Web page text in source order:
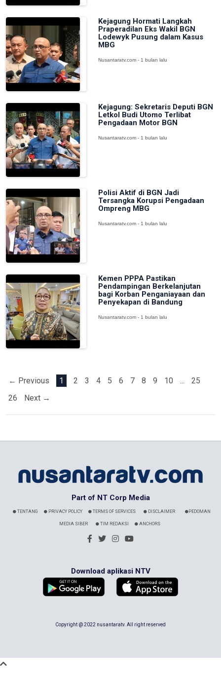
Kejagung Hormati Langkah
Praperadilan Eks Wakil BGN
Lodewyk Pusung dalam Kasus
MBG
Nusantaratv.com - 1 bulan lalu
Kejagung: Sekretaris Deputi BGN
Letkol Budi Utomo Terlibat
Pengadaan Motor BGN
Nusantaratv.com - 1 bulan lalu
Polisi Aktif di BGN Jadi
Tersangka Korupsi Pengadaan
Ompreng MBG
Nusantaratv.com - 1 bulan lalu
Kemen PPPA Pastikan
Pendampingan Berkelanjutan
bagi Korban Penganiayaan dan
Penyekapan di Bandung
Nusantaratv.com - 1 bulan lalu
← Previous 1 2 3 4 5 6 7 8 9 10 ...
25
26
Next →
Part of NT Corp Media
TENTANG PRIVACY POLICY TERMS OF SERVICES DISCLAIMER PEDOMAN
MEDIA SIBER TIM REDAKSI ANCHORS
Download aplikasi NTV
Copyright @ 2022 nusantaratv. All right reserved